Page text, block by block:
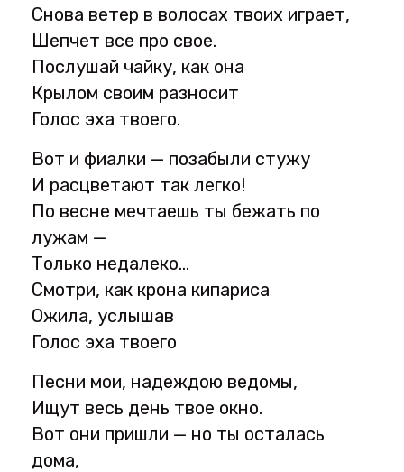
Снова ветер в волосах твоих играет,
Шепчет все про свое.
Послушай чайку, как она
Крылом своим разносит
Голос эха твоего.
Вот и фиалки — позабыли стужу
И расцветают так легко!
По весне мечтаешь ты бежать по
лужам —
Только недалеко…
Смотри, как крона кипариса
Ожила, услышав
Голос эха твоего
Песни мои, надеждою ведомы,
Ищут весь день твое окно.
Вот они пришли — но ты осталась
дома,